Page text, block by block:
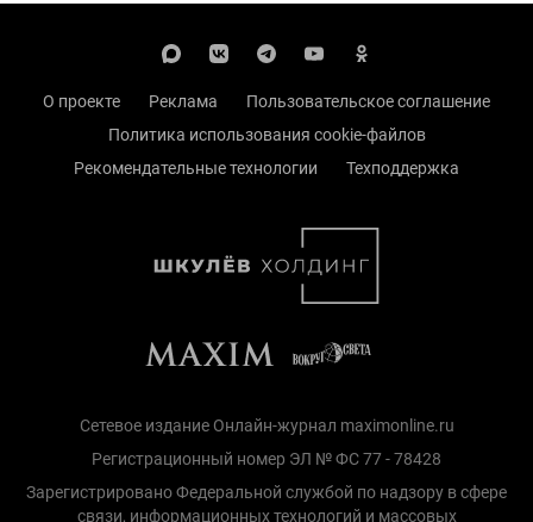
О проекте Реклама
Пользовательское соглашение
Политика использования cookie-файлов
Рекомендательные технологии
Техподдержка
Сетевое издание Онлайн-журнал maximonline.ru
Регистрационный номер ЭЛ № ФС 77 - 78428
Зарегистрировано Федеральной службой по надзору в сфере
связи, информационных технологий и массовых